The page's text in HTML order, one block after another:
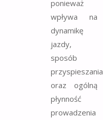
ponieważ
wpływa na
dynamikę
jazdy,
sposób
przyspieszania
oraz ogólną
płynność
prowadzenia